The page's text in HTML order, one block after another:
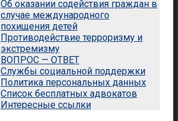
Об оказании содействия граждан в
случае международного
похищения детей
Противодействие терроризму и
экстремизму
ВОПРОС — ОТВЕТ
Службы социальной поддержки
Политика персональных данных
Список бесплатных адвокатов
Интересные ссылки